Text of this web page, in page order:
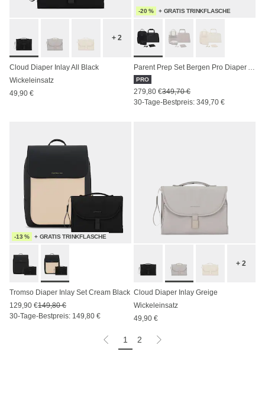
+ 2
Cloud Diaper Inlay All Black
Wickeleinsatz
49,90 €
-20 % + GRATIS TRINKFLASCHE
PRO
279,80 €349,70 €
30-Tage-Bestpreis: 349,70 €
-13 % + GRATIS TRINKFLASCHE
Tromso Diaper Inlay Set Cream Black
129,90 €149,80 €
30-Tage-Bestpreis: 149,80 €
+ 2
Cloud Diaper Inlay Greige
Wickeleinsatz
49,90 €
1 2